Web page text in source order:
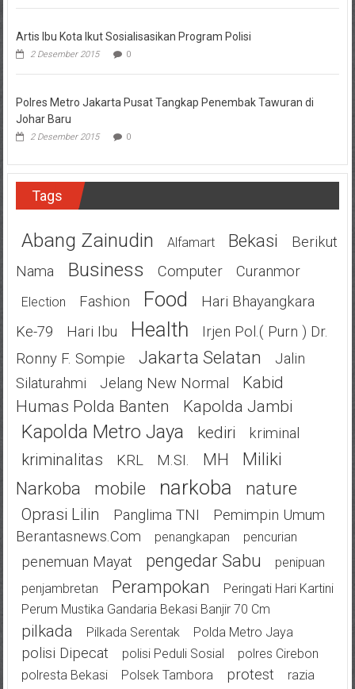
Artis Ibu Kota Ikut Sosialisasikan Program Polisi
2 Desember 2015 0
Polres Metro Jakarta Pusat Tangkap Penembak Tawuran di
Johar Baru
2 Desember 2015 0
Tags
Abang Zainudin Alfamart Bekasi
Berikut
Nama
Business Computer Curanmor
Election Fashion Food
Hari Bhayangkara
Ke-79
Hari Ibu Health
Irjen Pol.( Purn ) Dr.
Ronny F. Sompie
Jakarta Selatan
Jalin
Silaturahmi
Jelang New Normal
Kabid
Humas Polda Banten
Kapolda Jambi
Kapolda Metro Jaya Kediri Kriminal
Kriminalitas KRL M.SI. MH
Miliki
Narkoba
Mobile Narkoba Nature
Oprasi Lilin Panglima TNI
Pemimpin Umum
Berantasnews.com
Penangkapan Pencurian
Penemuan Mayat Pengedar Sabu
Penipuan
Penjambretan
Perampokan
Peringati Hari Kartini
Perum Mustika Gandaria Bekasi Banjir 70 Cm
Pilkada Pilkada Serentak Polda Metro Jaya
Polisi Dipecat Polisi Peduli Sosial
Polres Cirebon
Polresta Bekasi
Polsek Tambora Protest Razia